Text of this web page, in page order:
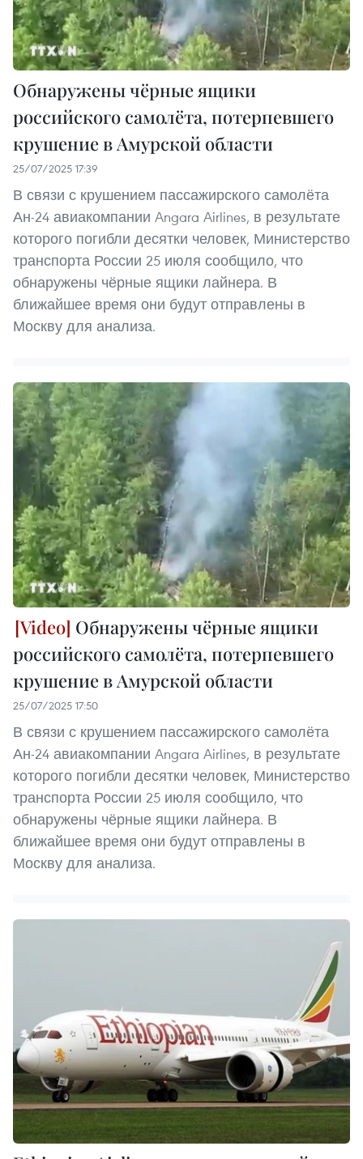
Обнаружены чёрные ящики
российского самолёта, потерпевшего
крушение в Амурской области
25/07/2025 17:39
В связи с крушением пассажирского самолёта
Ан-24 авиакомпании Angara Airlines, в результате
которого погибли десятки человек, Министерство
транспорта России 25 июля сообщило, что
обнаружены чёрные ящики лайнера. В
ближайшее время они будут отправлены в
Москву для анализа.
Обнаружены чёрные ящики
российского самолёта, потерпевшего
крушение в Амурской области
25/07/2025 17:50
В связи с крушением пассажирского самолёта
Ан-24 авиакомпании Angara Airlines, в результате
которого погибли десятки человек, Министерство
транспорта России 25 июля сообщило, что
обнаружены чёрные ящики лайнера. В
ближайшее время они будут отправлены в
Москву для анализа.